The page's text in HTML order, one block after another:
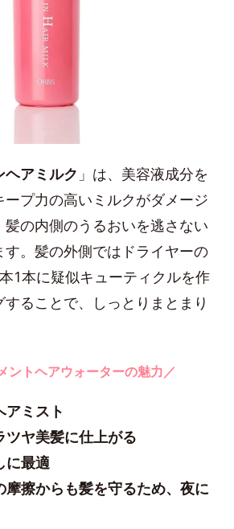
ヘアミルク 」は、美容液成分を
プ力の高いミルクがダメージ
の内側のうるおいを逃さない
す。髪の外側ではドライヤーの
1本に疑似キューティクルを作
ることで、しっとりまとまり
ントヘアウォーターの魅力／
アミスト
ツヤ美髪に仕上がる
に最適
摩擦からも髪を守るため、夜に